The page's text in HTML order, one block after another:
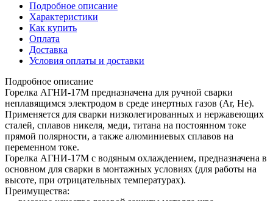
Подробное описание
Характеристики
Как купить
Оплата
Доставка
Условия оплаты и доставки
Подробное описание
Горелка АГНИ-17М предназначена для ручной сварки
неплавящимся электродом в среде инертных газов (Аr, Не).
Применяется для сварки низколегированных и нержавеющих
сталей, сплавов никеля, меди, титана на постоянном токе
прямой полярности, а также алюминиевых сплавов на
переменном токе.
Горелка АГНИ-17М с водяным охлаждением, предназначена в
основном для сварки в монтажных условиях (для работы на
высоте, при отрицательных температурах).
Преимущества: